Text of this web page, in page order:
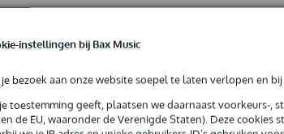
instellingen bij Bax Music
je bezoek aan onze website soepel te laten verlopen en
toestemming geeft, plaatsen we daarnaast voorkeurs-,
de EU, waaronder de Verenigde Staten). Deze
krijg je 3 jaar Bax Music Garantie.